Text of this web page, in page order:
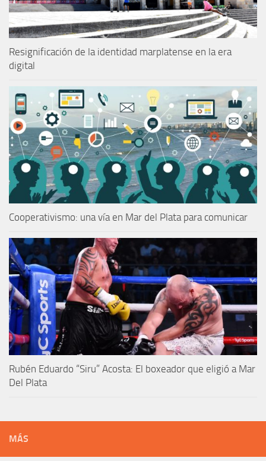
Resignificación de la identidad marplatense en la era
digital
Cooperativismo: una vía en Mar del Plata para comunicar
Rubén Eduardo “Siru” Acosta: El boxeador que eligió a Mar
Del Plata
MÁS